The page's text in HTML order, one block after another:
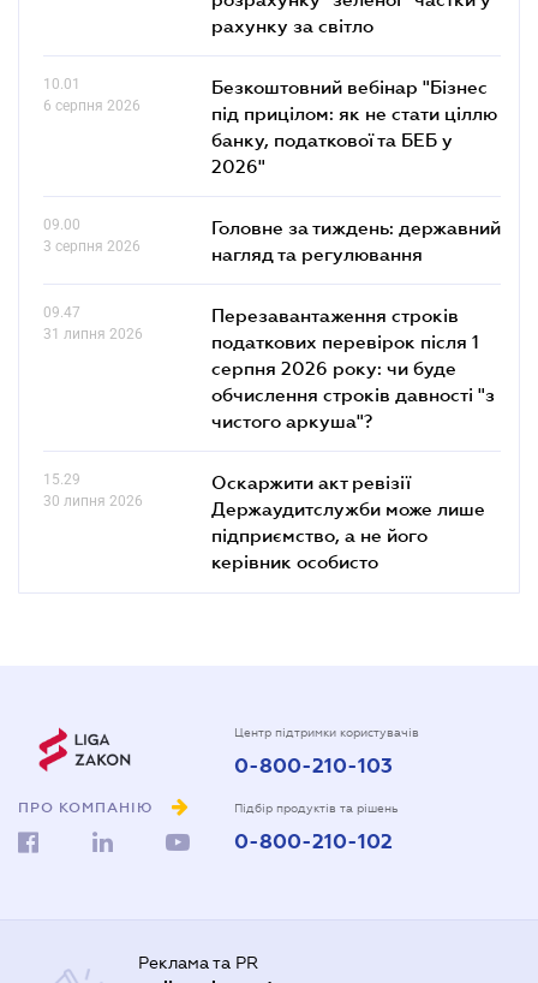
рахунку за світло
10.01
6 серпня 2026
Безкоштовний вебінар "Бізнес
під прицілом: як не стати ціллю
банку, податкової та БЕБ у
2026"
09.00
3 серпня 2026
Головне за тиждень: державний
нагляд та регулювання
09.47
31 липня 2026
Перезавантаження строків
податкових перевірок після 1
серпня 2026 року: чи буде
обчислення строків давності "з
чистого аркуша"?
15.29
30 липня 2026
Оскаржити акт ревізії
Держаудитслужби може лише
підприємство, а не його
керівник особисто
ПРО КОМПАНІЮ
Центр підтримки користувачів
0-800-210-103
Підбір продуктів та рішень
0-800-210-102
Реклама та PR